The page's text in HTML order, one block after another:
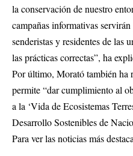
la conservación de nuestro
campañas informativas
senderistas y residentes de las
las prácticas correctas”, ha
Por último, Morató también ha
permite “dar cumplimiento al
a la ‘Vida de Ecosistemas
Desarrollo Sostenibles de
Para ver las noticias más